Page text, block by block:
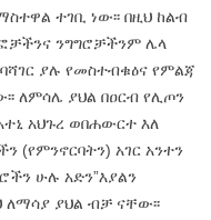
ተገቢ ነው፡፡ በዚህ ከልብ
ንግግሮቻችንም ሌላ
ያሉ የመስተብቁዕና የምልጃ
ለምሳሌ ያህል በዐርብ የሊጦን
አህጉረ ወበሐውርተ እለ
(የምንኖርባትን) አገር አንተን
ሁሉ አድን”እያልን
ለማሳያ ያህል ብቻ ናቸው፡፡